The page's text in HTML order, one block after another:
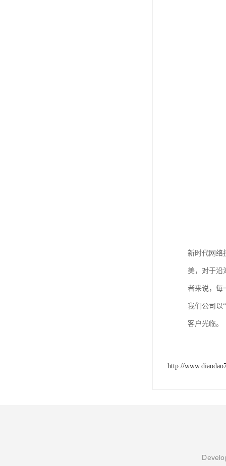
新时代网络
美，对于沿
者来说，每
我们公司以
客户光临。
http://